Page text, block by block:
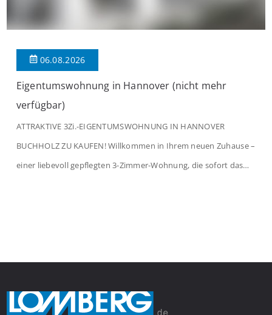
06.08.2026
Eigentumswohnung in Hannover (nicht mehr
verfügbar)
ATTRAKTIVE 3Zi.-EIGENTUMSWOHNUNG IN HANNOVER
BUCHHOLZ ZU KAUFEN! Willkommen in Ihrem neuen Zuhause –
einer liebevoll gepflegten 3-Zimmer-Wohnung, die sofort das